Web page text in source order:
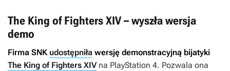
The King of Fighters XIV – wyszła wersja
demo
Firma SNK udostępniła wersję demonstracyjną bijatyki
The King of Fighters XIVna PlayStation 4. Pozwala ona